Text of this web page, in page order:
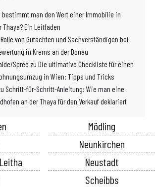
bestimmt man den Wert einer Immobilie in
Ein Leitfaden
von Gutachten und Sachverständigen bei
in Krems an der Donau
Spree zu Die ultimative Checkliste für einen
in Wien: Tipps und Tricks
Schritt-für-Schritt-Anleitung: Wie man eine
an der Thaya für den Verkauf deklariert
Mödling
Neunkirchen
Neustadt
Scheibbs